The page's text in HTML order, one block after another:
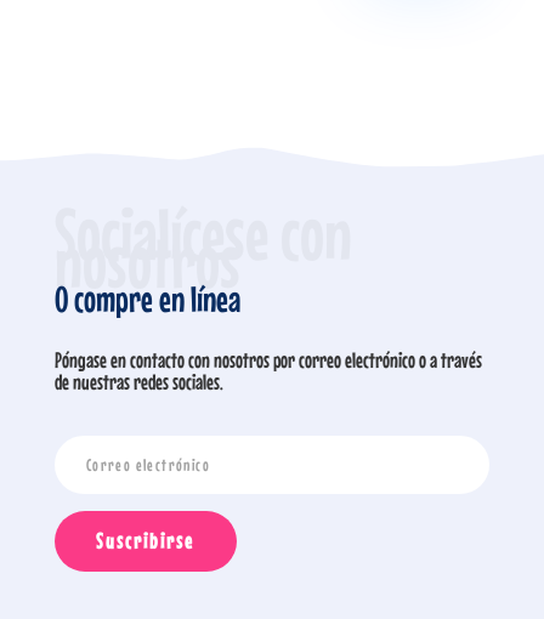
nosotros
O compre en línea
Póngase en contacto con nosotros por correo electrónico o a través
de nuestras redes sociales.
Suscribirse